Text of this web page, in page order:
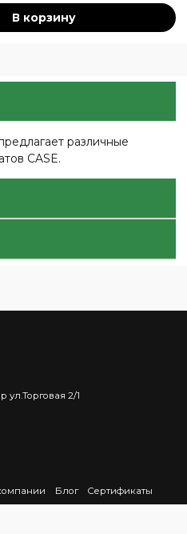
В корзину
различные
CASE.
Блог
Сертификаты
ул.Торговая 2/1